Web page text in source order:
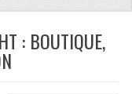
: BOUTIQUE,